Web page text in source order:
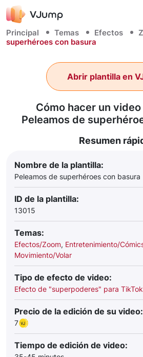
Principal Temas Efectos
superhéroes con basura
Cómo hacer un video
Peleamos de
Abrir plantilla en
Resumen
Nombre de la plantilla:
Peleamos de superhéroes con basura
ID de la plantilla:
13015
Temas:
Efectos/Zoom, Entretenimiento/
Movimiento/Volar
Tipo de efecto de video:
Efecto de "superpoderes" para TikTok
Precio de la edición de su video:
7
Tiempo de edición de video: